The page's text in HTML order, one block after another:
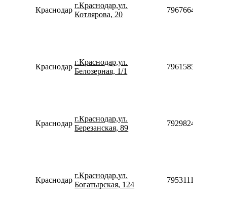
Краснодар
г.Краснодар,ул.
Котлярова, 20
79676646092
Краснодар
г.Краснодар,ул.
Белозерная, 1/1
79615858005
Краснодар
г.Краснодар,ул.
Березанская, 89
79298241625
Краснодар
г.Краснодар,ул.
Богатырская, 124
79531115990